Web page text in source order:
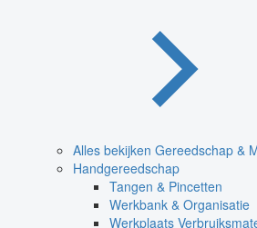
Alles bekijken Gereedschap &
Handgereedschap
Tangen & Pincetten
Werkbank & Organisatie
Werkplaats